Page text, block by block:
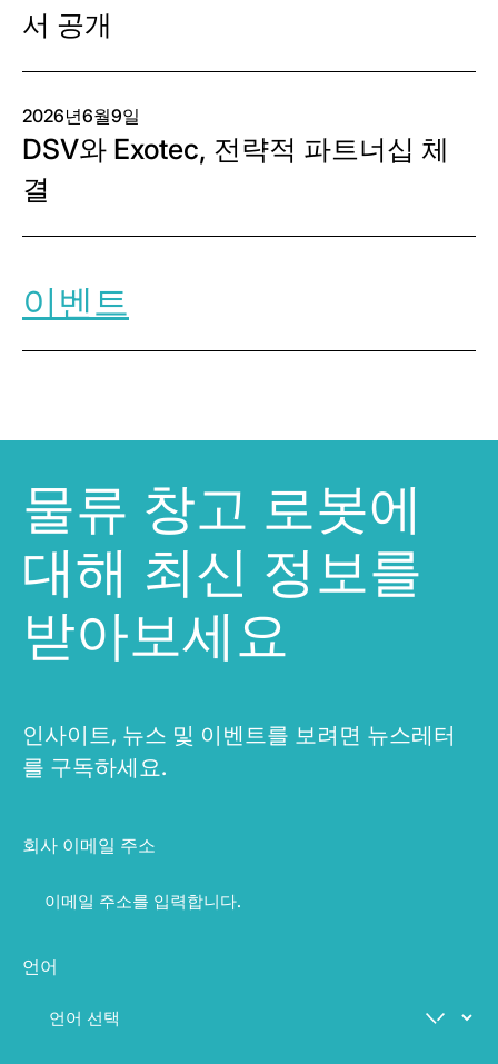
서 공개
2026년6월9일
DSV와 Exotec, 전략적 파트너십 체
결
이벤트
물류 창고 로봇에
대해 최신 정보를
받아보세요
인사이트, 뉴스 및 이벤트를 보려면 뉴스레터
를 구독하세요.
회사 이메일 주소
언어